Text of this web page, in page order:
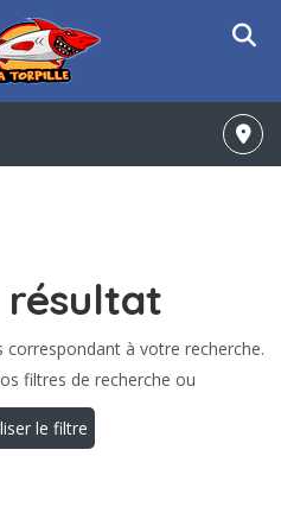
résultat
correspondant à votre recherche.
filtres de recherche ou
le filtre